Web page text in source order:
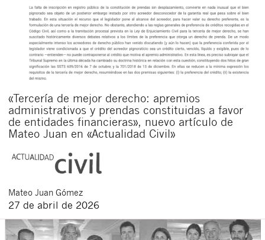
«Tercería de mejor derecho: apremios
administrativos y prendas constituidas a favor
de entidades financieras», nuevo artículo de
Mateo Juan en «Actualidad Civil»
Mateo Juan Gómez
27 de abril de 2026